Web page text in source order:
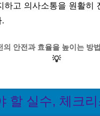
하고 의사소통을 원활히
.
의 안전과 효율을 높이는 방
💡
할 실수, 체크